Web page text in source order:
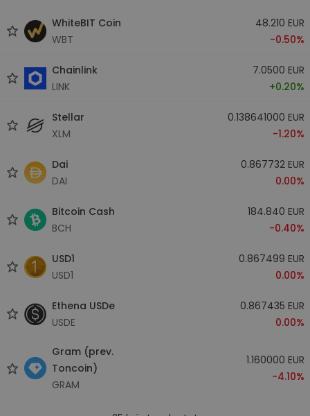
WhiteBIT Coin
WBT
48.210 EUR
-0.50%
Chainlink
LINK
7.0500 EUR
+0.20%
Stellar
XLM
0.138641000 EUR
-1.20%
Dai
DAI
0.867732 EUR
0.00%
Bitcoin Cash
BCH
184.840 EUR
-0.40%
USD1
USD1
0.867499 EUR
0.00%
Ethena USDe
USDE
0.867435 EUR
0.00%
Gram (prev.
Toncoin)
GRAM
1.160000 EUR
-4.10%